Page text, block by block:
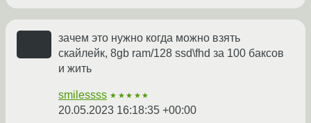
зачем это нужно когда можно взять
скайлейк, 8gb ram/128 ssd\fhd за 100 баксов
и жить
smilessss ★★★★★
20.05.2023 16:18:35 +00:00